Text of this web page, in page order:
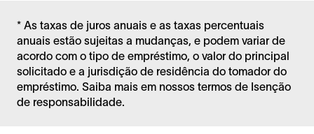
* As taxas de juros anuais e as taxas percentuais
anuais estão sujeitas a mudanças, e podem variar de
acordo com o tipo de empréstimo, o valor do principal
solicitado e a jurisdição de residência do tomador do
empréstimo. Saiba mais em nossos termos de Isenção
de responsabilidade.